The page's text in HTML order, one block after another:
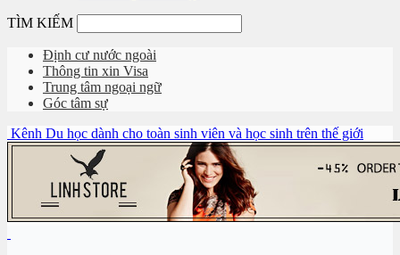
TÌM KIẾM
Định cư nước ngoài
Thông tin xin Visa
Trung tâm ngoại ngữ
Góc tâm sự
Kênh Du học dành cho toàn sinh viên và học sinh trên thế giới